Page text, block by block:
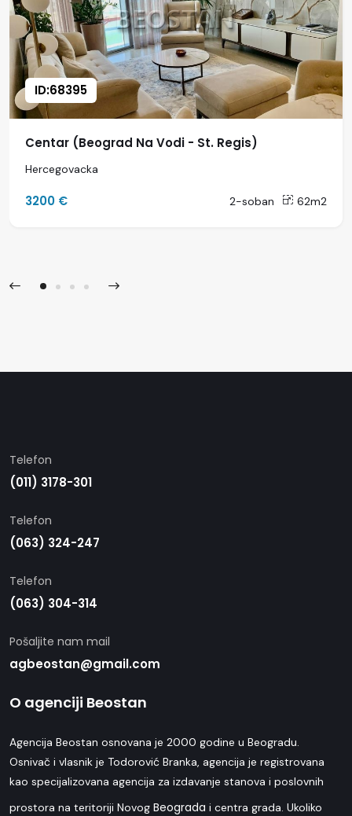
ID:68395
Centar (Beograd Na Vodi - St. Regis)
Hercegovacka
3200 € 2-soban 62m2
Telefon
(011) 3178-301
Telefon
(063) 324-247
Telefon
(063) 304-314
Pošaljite nam mail
agbeostan@gmail.com
O agenciji Beostan
Agencija Beostan osnovana je 2000 godine u Beogradu.
Osnivač i vlasnik je Todorović Branka, agencija je registrovana
kao specijalizovana agencija za izdavanje stanova i poslovnih
prostora na teritoriji Novog Beograda i centra grada. Ukoliko